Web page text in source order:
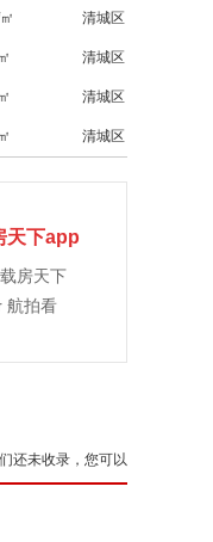
清城区
清城区
清城区
清城区
天下app
房天下
航拍看
还未收录，您可以